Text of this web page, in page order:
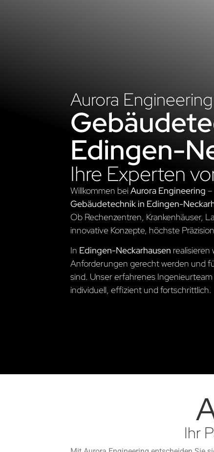
Aurora Engineering
Edingen-
Ihre Experten
Willkommen beiAurora Engineering
Gebäudetechnik in Edingen-
Ob Rechenzentren, Krankenhäuser,
innovative Konzepte, höchste
In Edingen-Neckarhausen
Anforderungen gerecht werden und
sind. Unser erfahrenes
individuell, effizient und fortschrittlich.
Ihr